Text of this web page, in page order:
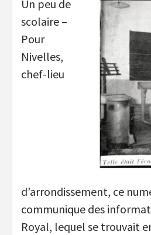
Un peu de
scolaire –
Pour
Nivelles,
chef-lieu
d’arrondissement, ce
communique des
Royal, lequel se trouvait